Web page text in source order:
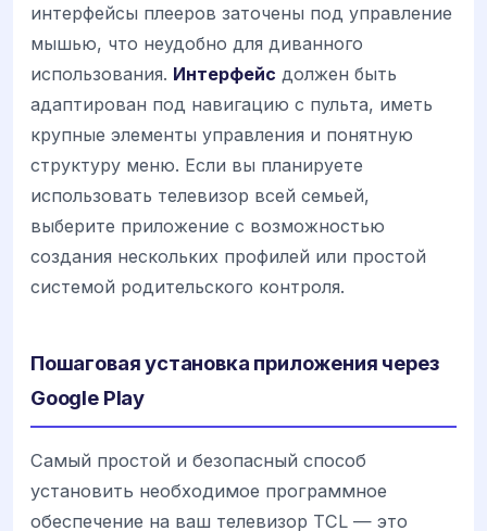
интерфейсы плееров заточены под управление
мышью, что неудобно для диванного
использования. Интерфейс должен быть
адаптирован под навигацию с пульта, иметь
крупные элементы управления и понятную
структуру меню. Если вы планируете
использовать телевизор всей семьей,
выберите приложение с возможностью
создания нескольких профилей или простой
системой родительского контроля.
Пошаговая установка приложения через
Google Play
Самый простой и безопасный способ
установить необходимое программное
обеспечение на ваш телевизор TCL — это